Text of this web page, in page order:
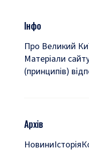
Інфо
Про Великий
Матеріали
(принципів)
Архів
НовиниІсторія